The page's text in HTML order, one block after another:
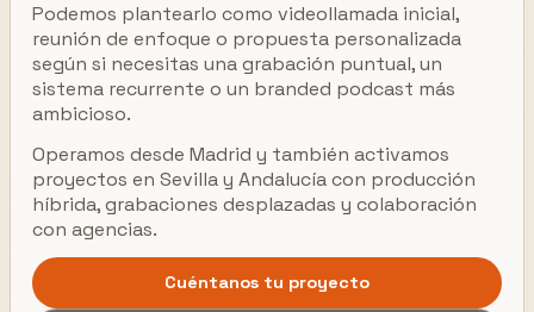
Podemos plantearlo como videollamada inicial,
reunión de enfoque o propuesta personalizada
según si necesitas una grabación puntual, un
sistema recurrente o un branded podcast más
ambicioso.
Operamos desde Madrid y también activamos
proyectos en Sevilla y Andalucía con producción
híbrida, grabaciones desplazadas y colaboración
con agencias.
Cuéntanos tu proyecto